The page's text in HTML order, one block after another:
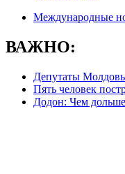
Международные
ВАЖНО:
Депутаты Молдовы
Пять человек
Додон: Чем дольше